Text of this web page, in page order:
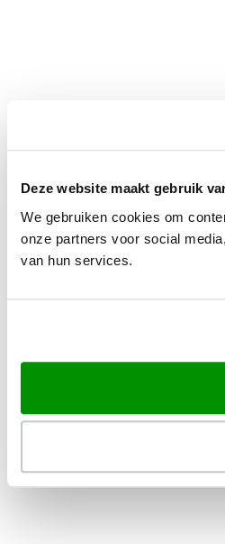
Deze website maakt gebruik
We gebruiken cookies om
onze partners voor social
van hun services.